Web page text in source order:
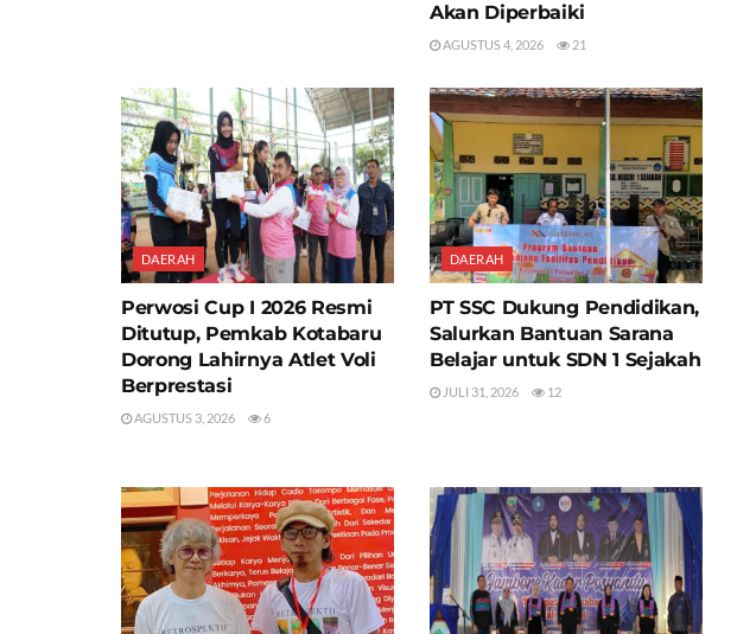
Akan Diperbaiki
AGUSTUS 4, 2026 21
DAERAH
Perwosi Cup I 2026 Resmi
Ditutup, Pemkab Kotabaru
Dorong Lahirnya Atlet Voli
Berprestasi
AGUSTUS 3, 2026 6
DAERAH
PT SSC Dukung Pendidikan,
Salurkan Bantuan Sarana
Belajar untuk SDN 1 Sejakah
JULI 31, 2026 12